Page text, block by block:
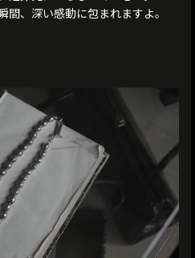
、深い感動に包まれますよ。